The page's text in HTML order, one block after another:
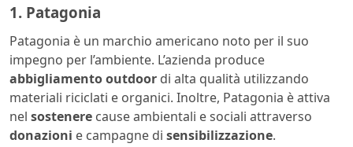
1. Patagonia
Patagonia è un marchio americano noto per il suo
impegno per l’ambiente. L’azienda produce
abbigliamentooutdoor di alta qualità utilizzando
materiali riciclati e organici. Inoltre, Patagonia è attiva
nel sostenere cause ambientali e sociali attraverso
donazioni e campagne di sensibilizzazione.